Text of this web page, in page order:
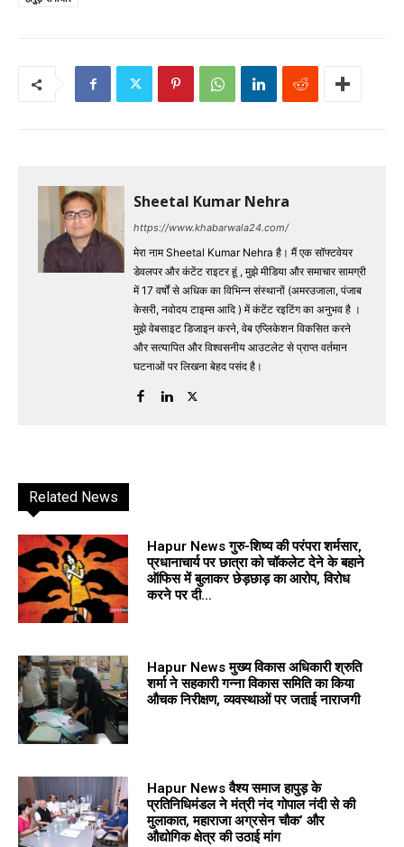
Sheetal Kumar Nehra
https://www.khabarwala24.com/
मेरा नाम Sheetal Kumar Nehra है। मैं एक सॉफ्टवेयर
डेवलपर और कंटेंट राइटर हूं , मुझे मीडिया और समाचार सामग्री
में 17 वर्षों से अधिक का विभिन्न संस्थानों (अमरउजाला, पंजाब
केसरी, नवोदय टाइम्स आदि ) में कंटेंट रइटिंग का अनुभव है ।
मुझे वेबसाइट डिजाइन करने, वेब एप्लिकेशन विकसित करने
और सत्यापित और विश्वसनीय आउटलेट से प्राप्त वर्तमान
घटनाओं पर लिखना बेहद पसंद है।
Related News
Hapur News गुरु-शिष्य की परंपरा शर्मसार,
प्रधानाचार्य पर छात्रा को चॉकलेट देने के बहाने
ऑफिस में बुलाकर छेड़छाड़ का आरोप, विरोध
करने पर दी...
Hapur News मुख्य विकास अधिकारी श्रुति
शर्मा ने सहकारी गन्ना विकास समिति का किया
औचक निरीक्षण, व्यवस्थाओं पर जताई नाराजगी
Hapur News वैश्य समाज हापुड़ के
प्रतिनिधिमंडल ने मंत्री नंद गोपाल नंदी से की
मुलाकात, महाराजा अग्रसेन चौक’ और
औद्योगिक क्षेत्र की उठाई मांग